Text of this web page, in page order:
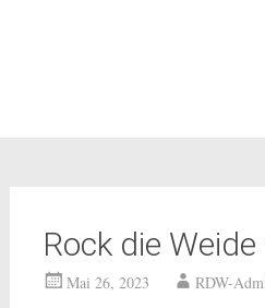
Rock die
Mai 26, 2023 RDW-